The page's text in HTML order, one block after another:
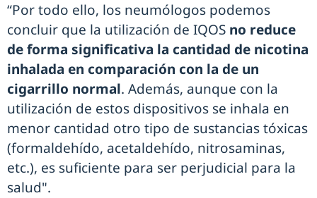
“Por todo ello, los neumólogos podemos
concluir que la utilización de IQOS no reduce
de forma significativa la cantidad de nicotina
inhalada en comparación con la de un
cigarrillo normal. Además, aunque con la
utilización de estos dispositivos se inhala en
menor cantidad otro tipo de sustancias tóxicas
(formaldehído, acetaldehído, nitrosaminas,
etc.), es suficiente para ser perjudicial para la
salud".